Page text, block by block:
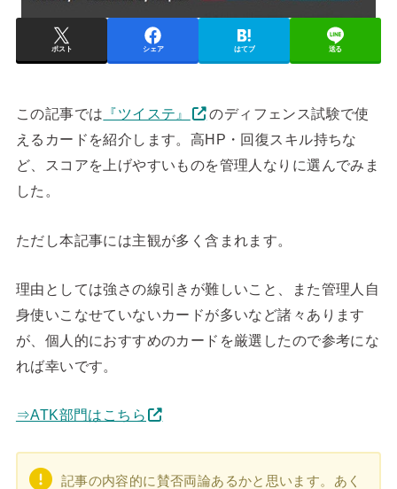
ポスト シェア はてブ 送る
この記事では 『ツイステ』
のディフェンス試験で使
えるカードを紹介します。高HP・回復スキル持ちな
ど、スコアを上げやすいものを管理人なりに選んでみま
した。
ただし本記事には主観が多く含まれます。
理由としては強さの線引きが難しいこと、また管理人自
身使いこなせていないカードが多いなど諸々あります
が、個人的におすすめのカードを厳選したので参考にな
れば幸いです。
⇒ATK部門はこちら
記事の内容的に賛否両論あるかと思います。あく